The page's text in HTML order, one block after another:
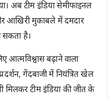
अब टीम इंडिया सेमीफाइनल
आखिरी मुकाबले में दमदार
सकता है।
बढ़ाने वाला
गेंदबाजी में नियंत्रित खेल
मिलकर टीम इंडिया की जीत के